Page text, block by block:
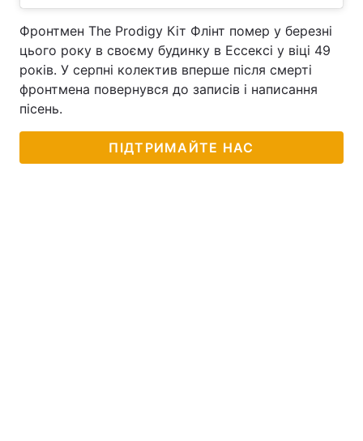
Фронтмен The Prodigy Кіт Флінт помер у березні
цього року в своєму будинку в Ессексі у віці 49
років. У серпні колектив вперше після смерті
фронтмена повернувся до записів і написання
пісень.
ПІДТРИМАЙТЕ НАС